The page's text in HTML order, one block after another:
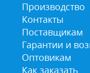
Производство
Контакты
Поставщикам
Гарантии и
Оптовикам
Как заказать